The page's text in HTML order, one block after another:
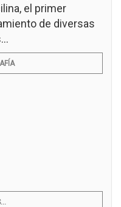
el primer
de diversas